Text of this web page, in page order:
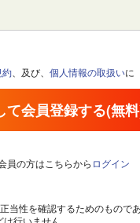
約 、及び、 個人情報の取扱いに
て会員登録する(無
員の方はこちらから ログイン
当性を確認するためのもので
行いません。